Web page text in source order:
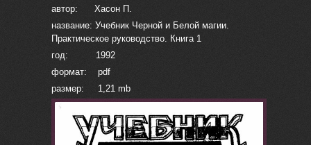
автор: Хасон П.
название: Учебник Черной и Белой магии.
Практическое руководство. Книга 1
год: 1992
формат: pdf
размер: 1,21 mb